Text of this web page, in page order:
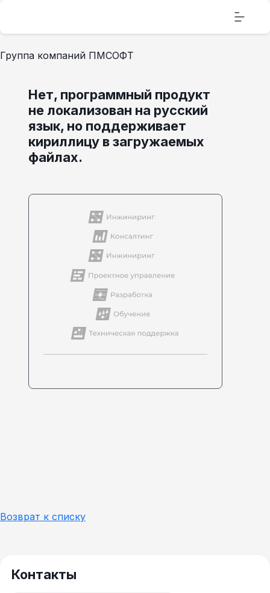
Группа компаний ПМСОФТ
Нет, программный продукт
не локализован на русский
язык, но поддерживает
кириллицу в загружаемых
файлах.
Возврат к списку
Контакты